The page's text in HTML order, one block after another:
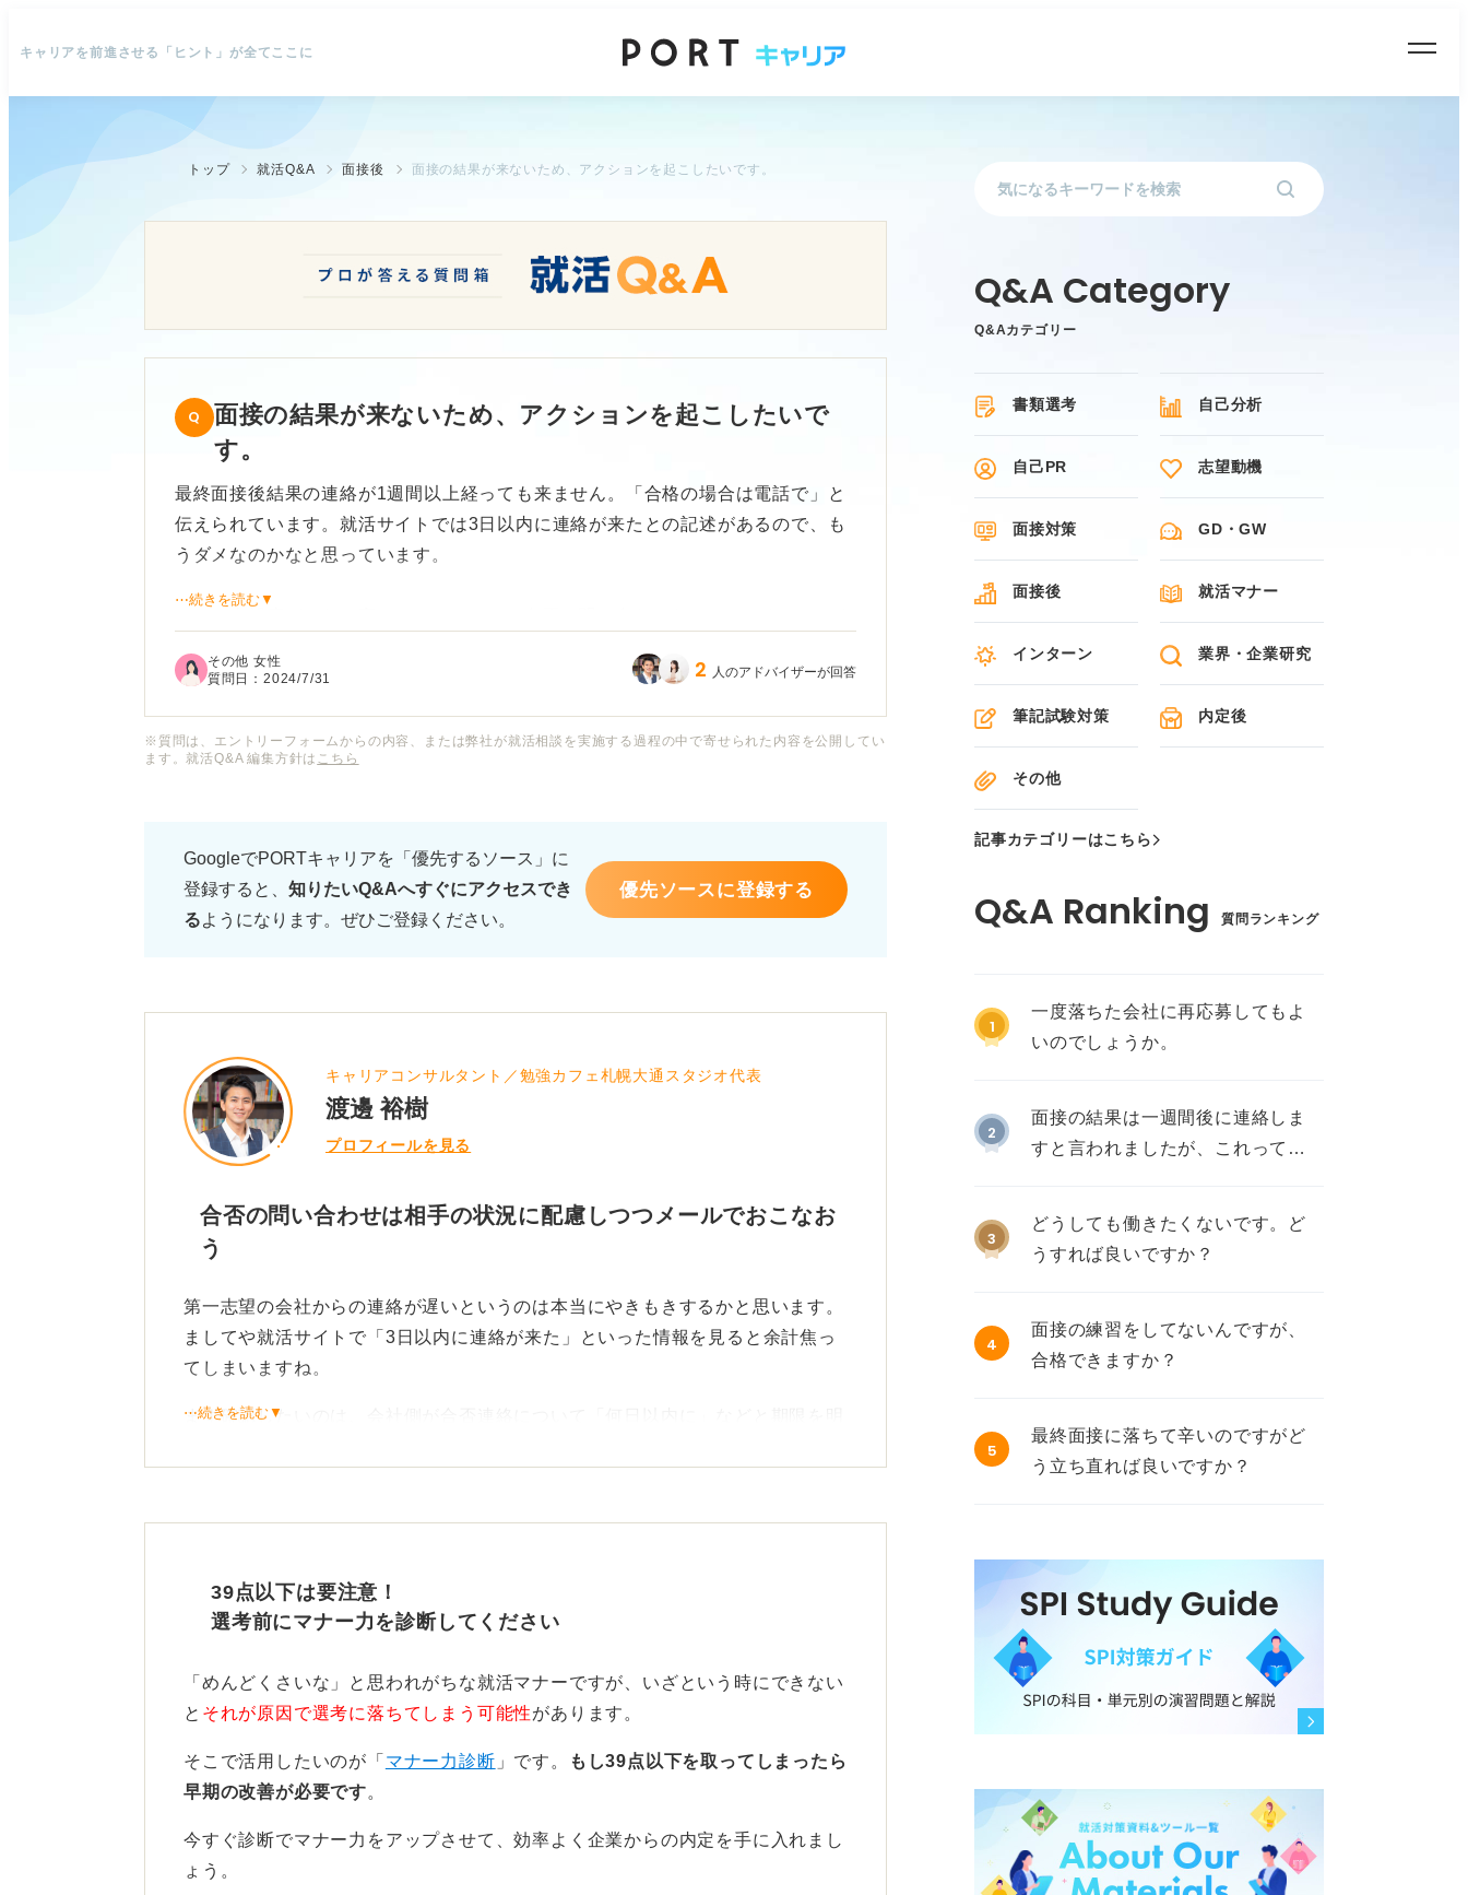
キャリアを前進させる「ヒント」が全てここに
トップ 就活Q&A 面接後 面接の結果が来ないため、アクションを起こしたいです。
面接の結果が来ないため、アクションを起こしたいで
す。
最終面接後結果の連絡が1週間以上経っても来ません。「合格の場合は電話で」と
伝えられています。就活サイトでは3日以内に連絡が来たとの記述があるので、も
うダメなのかなと思っています。
ていますが、御社が第一志望であり、内定をいただいた際には他社は辞退します」
メールによって合否が変化することはあるのでしょうか。後悔したくないので、何
⋯続きを読む▼
その他 女性
質問日：2024/7/31 2 人のアドバイザーが回答
※質問は、エントリーフォームからの内容、または弊社が就活相談を実施する過程の中で寄せられた内容を公開してい
ます。就活Q&A 編集方針は こちら
GoogleでPORTキャリアを「優先するソース」に
登録すると、 知りたいQ&Aへすぐにアクセスでき
るようになります。ぜひご登録ください。
優先ソースに登録する
キャリアコンサルタント／勉強カフェ札幌大通スタジオ代表
渡邊 裕樹
プロフィールを見る
合否の問い合わせは相手の状況に配慮しつつメールでおこなお
う
第一志望の会社からの連絡が遅いというのは本当にやきもきするかと思います。
ましてや就活サイトで「3日以内に連絡が来た」といった情報を見ると余計焦っ
てしまいますね。
まず確認したいのは、会社側が合否連絡について「何日以内に」などと期限を明
ただ、質問を読む限りでは、そういった具体的な日数は示されていないように見
ても連絡がなければ「メールで」問い合わせをしてみましょう。電話での問い合
わせは避けた方が良いです。
丁寧なメールであれば合否に悪影響を及ぼすことはない
味では問い合わせによって合否は変化しえると言えます。しかしきちんとマナー
を守って問い合わせれば、その行動自体が企業に悪い印象を与えることはありま
せん。
「合否」「問い合わせ」「メール」のように検索すると、例文付きでメールの書
⋯続きを読む▼
39点以下は要注意！
選考前にマナー力を診断してください
「めんどくさいな」と思われがちな就活マナーですが、いざという時にできない
と それが原因で選考に落ちてしまう可能性があります。
そこで活用したいのが「 マナー力診断 」です。
もし39点以下を取ってしまったら
早期の改善が必要です。
今すぐ診断でマナー力をアップさせて、効率よく企業からの内定を手に入れまし
ょう。
Q&Aカテゴリー
書類選考 自己分析
自己PR 志望動機
面接対策 GD・GW
面接後 就活マナー
インターン 業界・企業研究
筆記試験対策 内定後
その他
記事カテゴリーはこちら
質問ランキング
1
一度落ちた会社に再応募してもよ
いのでしょうか。
2
面接の結果は一週間後に連絡しま
すと言われましたが、これって不
3
どうしても働きたくないです。ど
うすれば良いですか？
4
面接の練習をしてないんですが、
合格できますか？
5
最終面接に落ちて辛いのですがど
う立ち直れば良いですか？